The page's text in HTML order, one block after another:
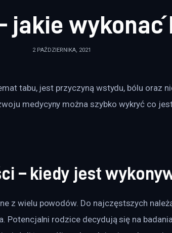
jakie wykonać
2 PAŹDZIERNIKA, 2021
tabu, jest przyczyną wstydu, bólu oraz
medycyny można szybko wykryć co
– kiedy jest
z wielu powodów. Do najczęstszych
Potencjalni rodzice decydują się na